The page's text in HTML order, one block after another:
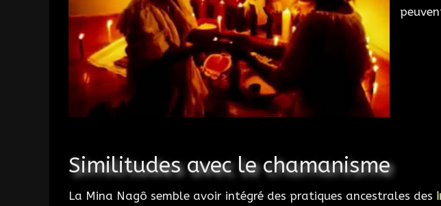
Similitudes avec le chamanisme
La Mina Nagô semble avoir intégré des pratiques ancestrales des